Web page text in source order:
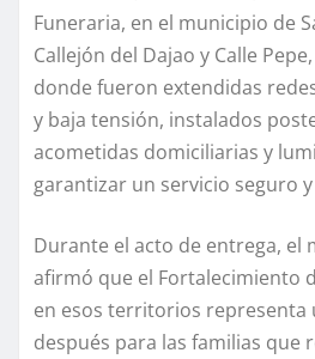
Funeraria, en el municipio de
Callejón del Dajao y Calle
donde fueron extendidas
y baja tensión, instalados
acometidas domiciliarias y
garantizar un servicio seguro
Durante el acto de entrega, el
afirmó que el Fortalecimiento
en esos territorios representa
después para las familias que